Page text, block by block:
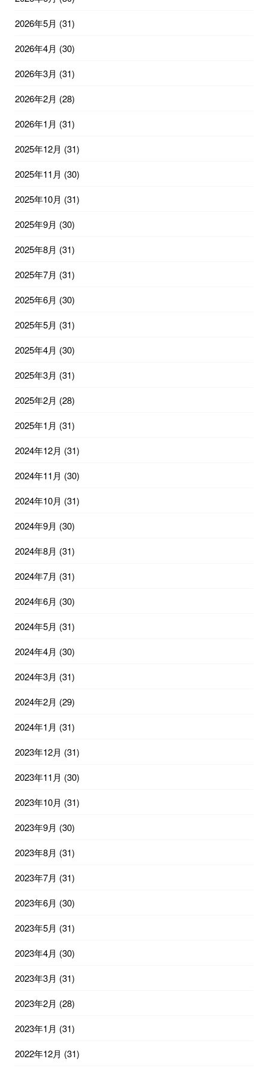
2026年5月 (31)
2026年4月 (30)
2026年3月 (31)
2026年2月 (28)
2026年1月 (31)
2025年12月 (31)
2025年11月 (30)
2025年10月 (31)
2025年9月 (30)
2025年8月 (31)
2025年7月 (31)
2025年6月 (30)
2025年5月 (31)
2025年4月 (30)
2025年3月 (31)
2025年2月 (28)
2025年1月 (31)
2024年12月 (31)
2024年11月 (30)
2024年10月 (31)
2024年9月 (30)
2024年8月 (31)
2024年7月 (31)
2024年6月 (30)
2024年5月 (31)
2024年4月 (30)
2024年3月 (31)
2024年2月 (29)
2024年1月 (31)
2023年12月 (31)
2023年11月 (30)
2023年10月 (31)
2023年9月 (30)
2023年8月 (31)
2023年7月 (31)
2023年6月 (30)
2023年5月 (31)
2023年4月 (30)
2023年3月 (31)
2023年2月 (28)
2023年1月 (31)
2022年12月 (31)